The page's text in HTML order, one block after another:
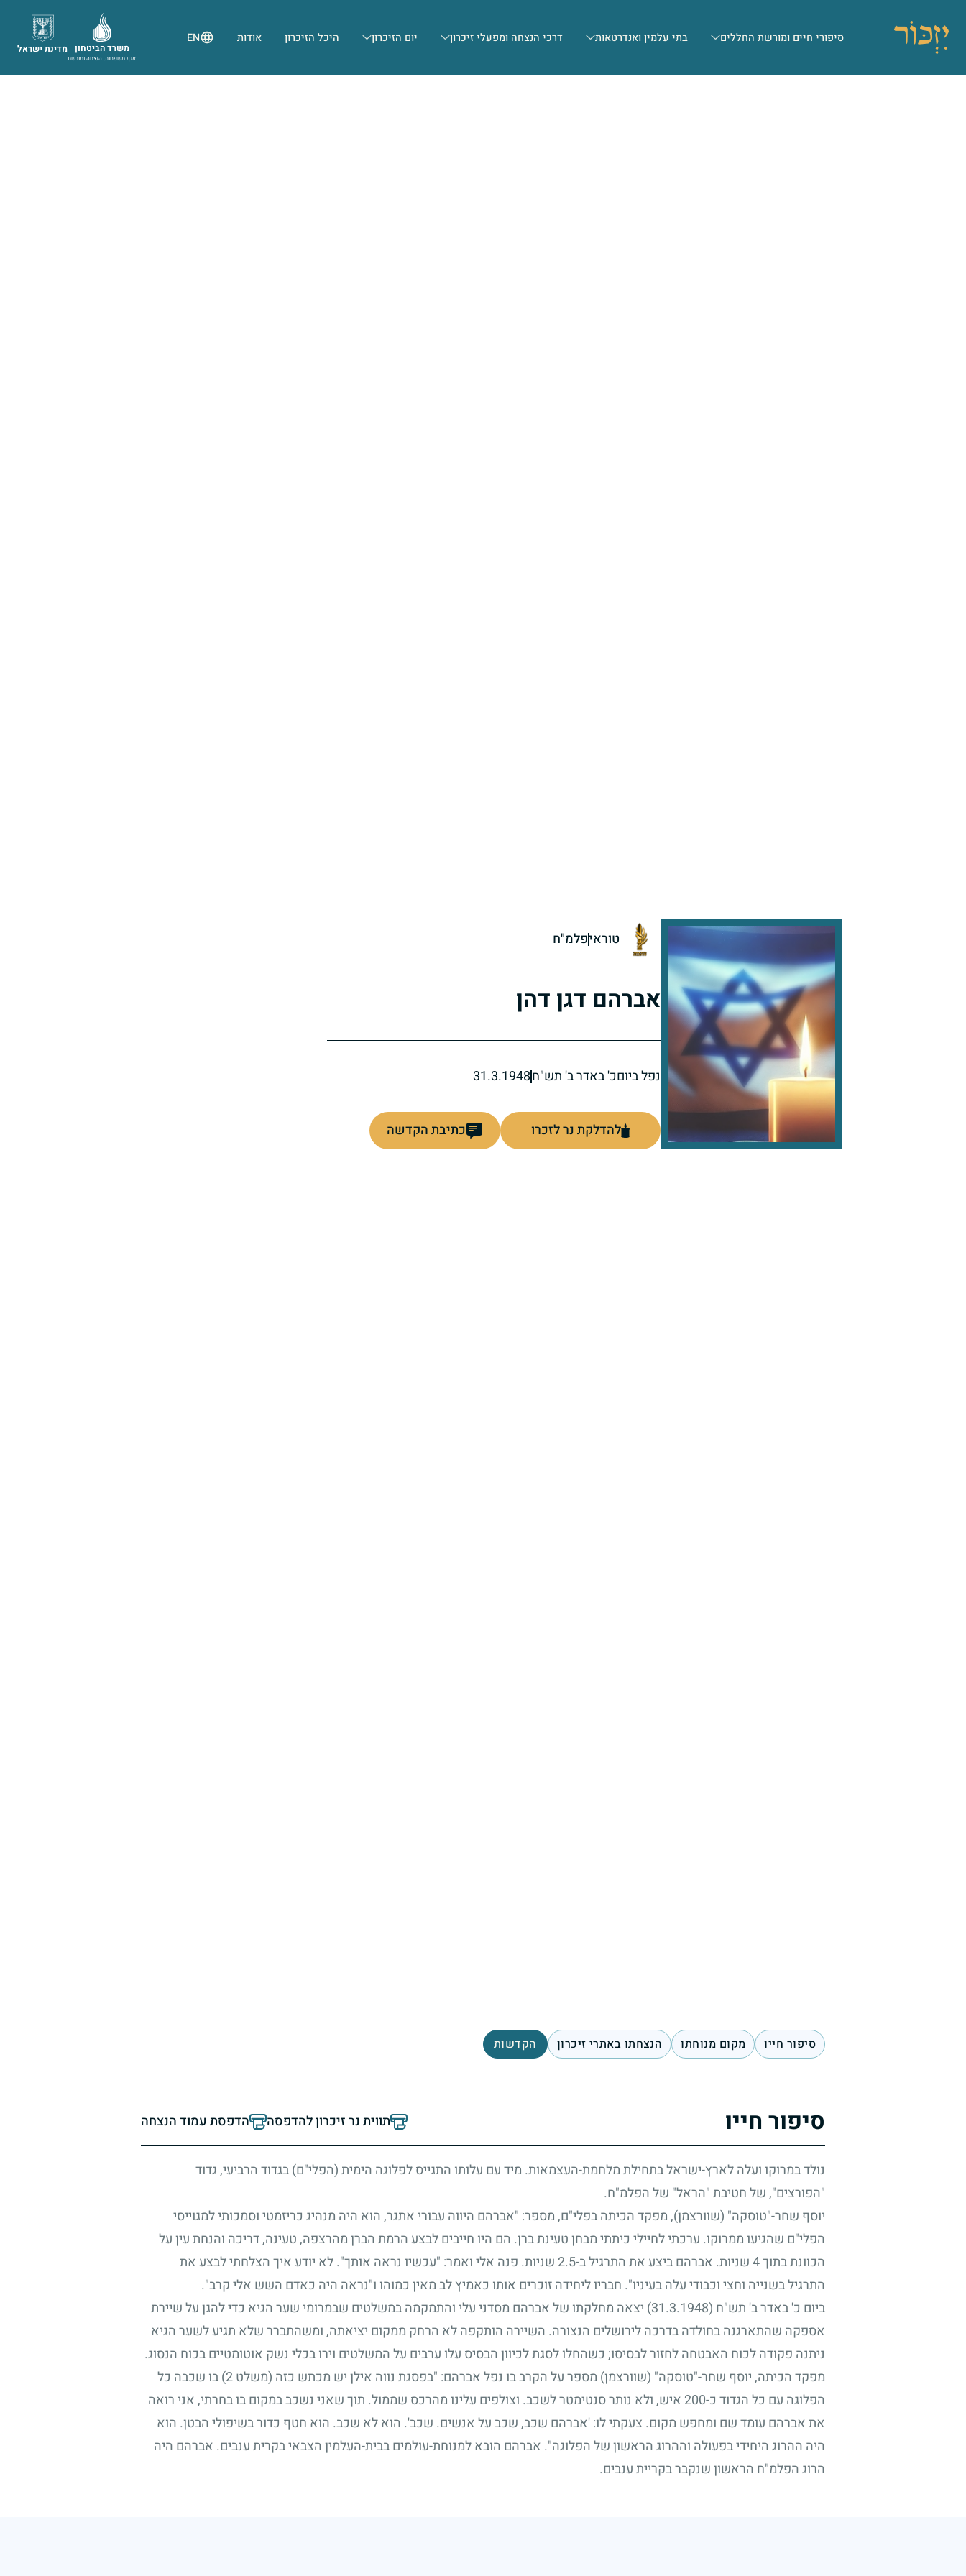
סיפורי חיים ומורשת החללים בתי עלמין ואנדרטאות דרכי הנצחה ומפעלי זיכרון יום הזיכרון היכל הזיכרון אודות EN
מדינת ישראל משרד הביטחון
אגף משפחות, הנצחה ומורשת
טוראיפלמ"ח
אברהם דגן דהן
נפל ביוםכ' באדר ב' תש"ח31.3.1948
להדלקת נר לזכרו כתיבת הקדשה
סיפור חייו מקום מנוחתו הנצחתו באתרי זיכרון הקדשות
סיפור חייו תווית נר זיכרון להדפסה הדפסת עמוד הנצחה
נולד במרוקו ועלה לארץ-ישראל בתחילת מלחמת-העצמאות. מיד עם עלותו התגייס לפלוגה הימית (הפלי"ם) בגדוד הרביעי, גדוד
"הפורצים", של חטיבת "הראל" של הפלמ"ח.
יוסף שחר-"טוסקה" (שוורצמן), מפקד הכיתה בפלי"ם, מספר: "אברהם היווה עבורי אתגר, הוא היה מנהיג כריזמטי וסמכותי למגוייסי
הפלי"ם שהגיעו ממרוקו. ערכתי לחיילי כיתתי מבחן טעינת ברן. הם היו חייבים לבצע הרמת הברן מהרצפה, טעינה, דריכה והנחת עין על
הכוונת בתוך 4 שניות. אברהם ביצע את התרגיל ב-2.5 שניות. פנה אלי ואמר: "עכשיו נראה אותך". לא יודע איך הצלחתי לבצע את
התרגיל בשנייה וחצי וכבודי עלה בעיניו". חבריו ליחידה זוכרים אותו כאמיץ לב מאין כמוהו ו"נראה היה כאדם השש אלי קרב".
ביום כ' באדר ב' תש"ח (31.3.1948)
יצאה מחלקתו של אברהם מסדני עלי והתמקמה במשלטים שבמרומי שער הגיא כדי להגן על שיירת
אספקה שהתארגנה בחולדה בדרכה לירושלים הנצורה. השיירה הותקפה לא הרחק ממקום יציאתה, ומשהתברר שלא תגיע לשער הגיא
ניתנה פקודה לכוח האבטחה לחזור לבסיסו; כשהחלו לסגת לכיוון הבסיס עלו ערבים על המשלטים וירו בכלי נשק אוטומטיים בכוח הנסוג.
מפקד הכיתה, יוסף שחר-"טוסקה" (שוורצמן) מספר על הקרב בו נפל אברהם: "בפסגת נווה אילן יש מכתש כזה (משלט 2) בו שכבה כל
הפלוגה עם כל הגדוד כ-200 איש, ולא נותר סנטימטר לשכב. וצולפים עלינו מהרכס שממול. תוך שאני נשכב במקום בו בחרתי, אני רואה
את אברהם עומד שם ומחפש מקום. צעקתי לו: 'אברהם שכב, שכב על אנשים. שכב'. הוא לא שכב. הוא חטף כדור בשיפולי הבטן. הוא
היה ההרוג היחידי בפעולה וההרוג הראשון של הפלוגה". אברהם הובא למנוחת-עולמים בבית-העלמין הצבאי בקרית ענבים. אברהם היה
הרוג הפלמ"ח הראשון שנקבר בקריית ענבים.